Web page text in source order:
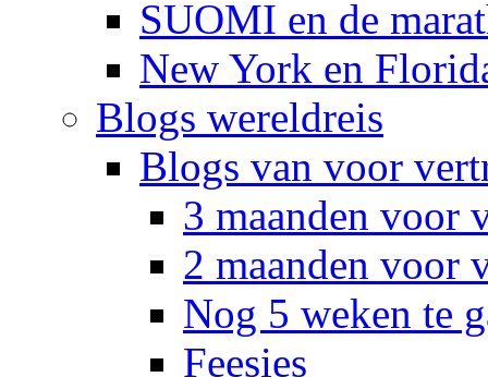
SUOMI en de
New York en
Blogs wereldreis
Blogs van voor
3 maanden voor
2 maanden voor
Nog 5 weken te
Feesies